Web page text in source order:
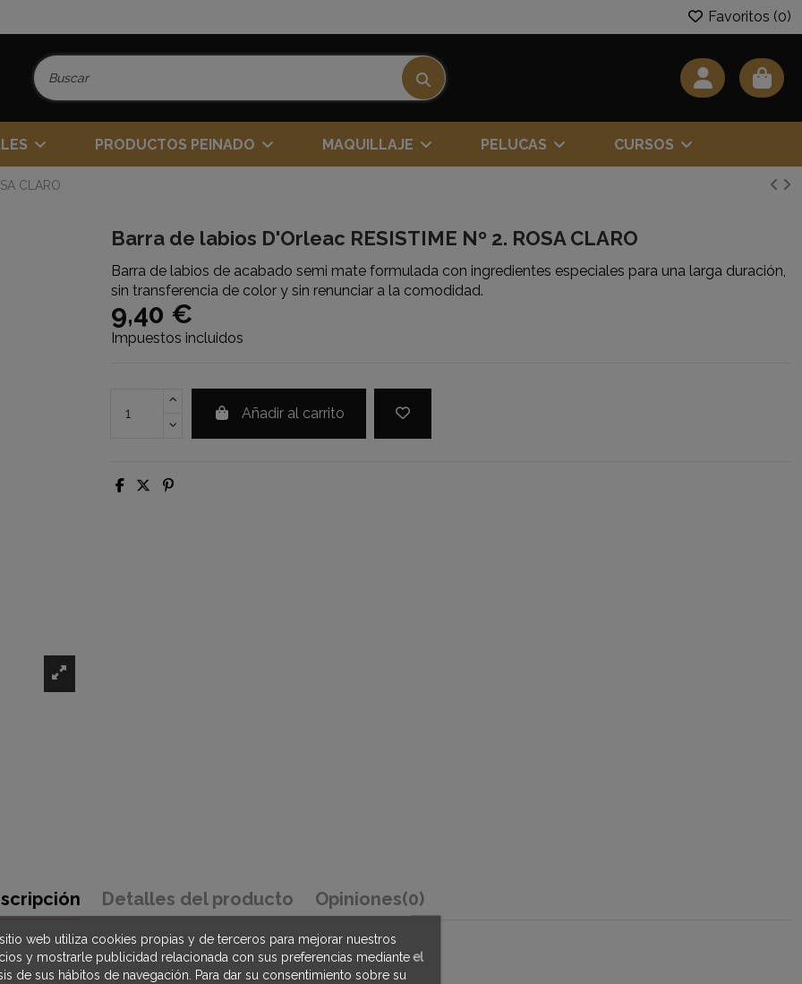
Favoritos (0)
PRODUCTOS PEINADO MAQUILLAJE PELUCAS CURSOS
CLARO
Barra de labios D'Orleac RESISTIME Nº 2. ROSA CLARO
Barra de labios de acabado semi mate formulada con ingredientes especiales para una larga duración,
sin transferencia de color y sin renunciar a la comodidad.
9,40 €
Impuestos incluidos
Añadir al carrito
Detalles del producto Opiniones(0)
web utiliza cookies propias y de terceros para mejorar nuestros
y mostrarle publicidad relacionada con sus preferencias mediante el
de sus hábitos de navegación. Para dar su consentimiento sobre su